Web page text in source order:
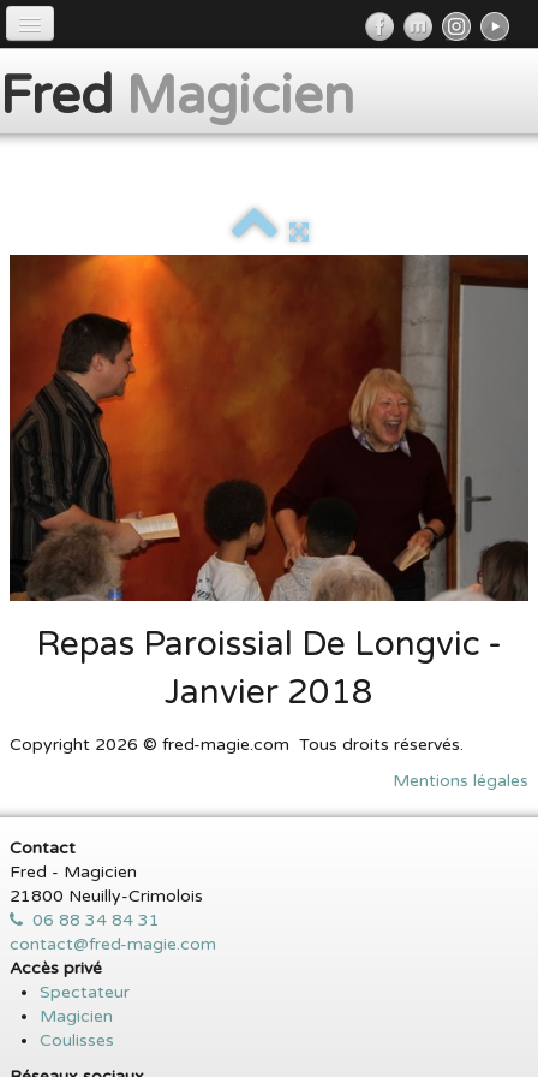
Préface
Presse
Fred Magicien
Repas Paroissial De Longvic -
Janvier 2018
Copyright 2026 © fred-magie.com Tous droits réservés.
Mentions légales
Contact
Fred - Magicien
21800 Neuilly-Crimolois
06 88 34 84 31
contact@fred-magie.com
Accès privé
Spectateur
Magicien
Coulisses